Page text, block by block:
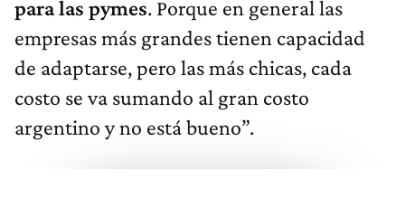
para las pymes. Porque en general las
empresas más grandes tienen capacidad
de adaptarse, pero las más chicas, cada
costo se va sumando al gran costo
argentino y no está bueno”.